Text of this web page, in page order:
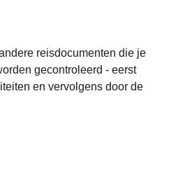
reisdocumenten die je
gecontroleerd - eerst
en vervolgens door de